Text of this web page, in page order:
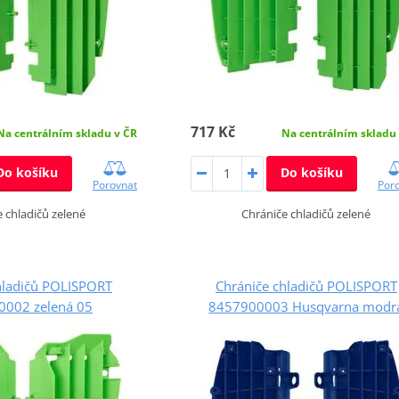
centrálním skladu v ČR
košíku
Porovnat
chladičů zelené
717 Kč Na centrálním skladu
Do košíku
Chrániče chladičů zelené
POLISPORT
zelená 05
Chrániče chladičů POLISPORT
8457900003 Husqvarna